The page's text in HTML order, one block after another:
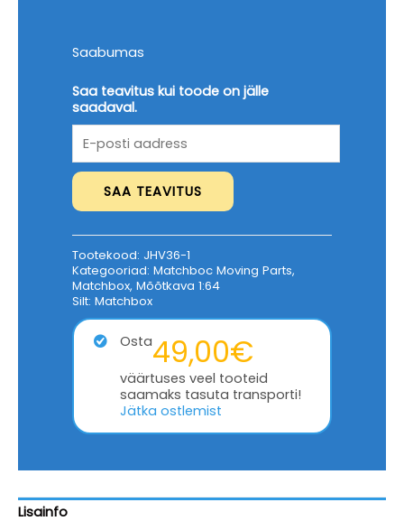
Saabumas
Saa teavitus kui toode on jälle
saadaval.
Tootekood: JHV36-1
Kategooriad: Matchboc Moving Parts,
Matchbox, Mõõtkava 1:64
Silt: Matchbox
Osta49,00€
väärtuses veel tooteid
saamaks tasuta transporti!
Jätka ostlemist
Lisainfo